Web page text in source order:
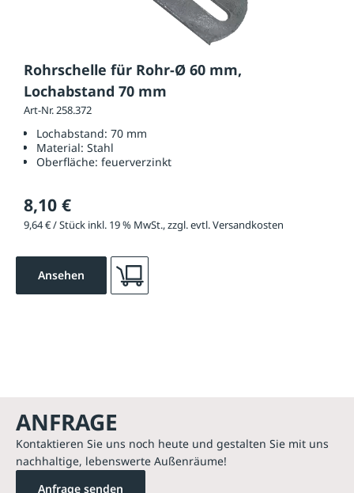
Rohrschelle für Rohr-Ø 60 mm,
Lochabstand 70 mm
Art-Nr. 258.372
Lochabstand: 70 mm
Material: Stahl
Oberfläche: feuerverzinkt
8,10 €
9,64 € / Stück inkl. 19 % MwSt., zzgl. evtl. Versandkosten
Ansehen
ANFRAGE
Kontaktieren Sie uns noch heute und gestalten Sie mit uns
nachhaltige, lebenswerte Außenräume!
Anfrage senden